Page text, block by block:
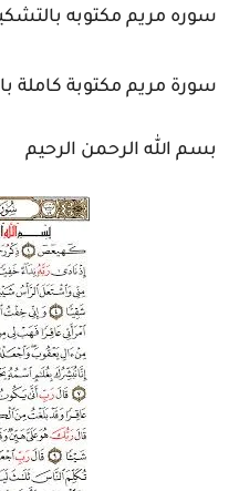
سوره مريم مكتوبه
سورة مريم مكتوبة كاملة
بسم الله الرحمن الرحيم